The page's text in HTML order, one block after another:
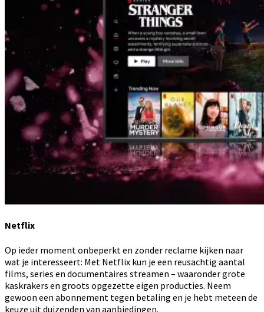
Netflix
Op ieder moment onbeperkt en zonder reclame kijken naar
wat je interesseert: Met Netflix kun je een reusachtig aantal
films, series en documentaires streamen – waaronder grote
kaskrakers en groots opgezette eigen producties. Neem
gewoon een abonnement tegen betaling en je hebt meteen de
keuze uit duizenden van aanbiedingen.